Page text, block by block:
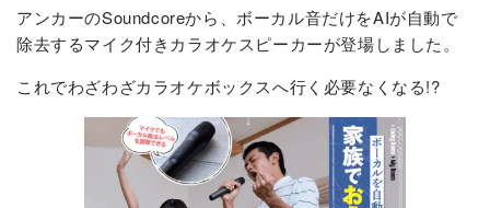
アンカーのSoundcoreから、ボーカル音だけをAIが自動で
除去するマイク付きカラオケスピーカーが登場しました。
これでわざわざカラオケボックスへ行く必要なくなる!?